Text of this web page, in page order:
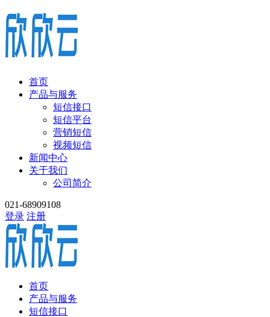
首页
产品与服务
短信接口
短信平台
营销短信
视频短信
新闻中心
关于我们
公司简介
021-68909108
登录 注册
首页
产品与服务
短信接口